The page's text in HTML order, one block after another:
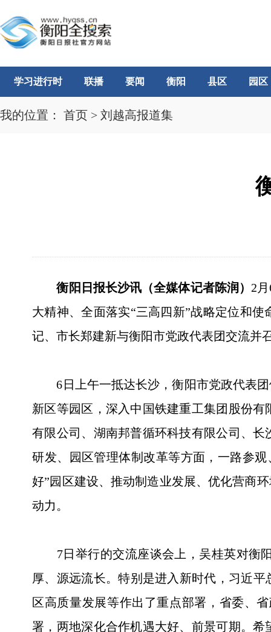
学习进行时 联播 要闻 衡阳 县区 园区
我的位置： 首页 > 刘越高报道集
衡阳日报长沙讯（全媒体记者陈润） 2
大精神、全面落实“三高四新”战略定位和
记、市长郑建新与衡阳市党政代表团交流并
6日上午一抵达长沙，衡阳市党政代表团
新区等园区，深入中国铁建重工集团股份
有限公司、湖南邦普循环科技有限公司、
研发、园区管理体制改革等方面，一路参
好”园区建设、推动制造业发展、优化营商
动力。
7日举行的交流座谈会上，吴桂英对衡阳
厚、源远流长。特别是进入新时代，习近
区高质量发展等作出了重点部署，省委、
署，两地深化合作机遇大好、前景可期。